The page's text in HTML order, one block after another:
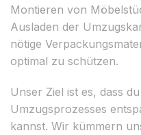
Montieren von
Ausladen der
nötige
optimal zu schützen.
Unser Ziel ist es, dass
Umzugsprozesses
kannst. Wir kümmern